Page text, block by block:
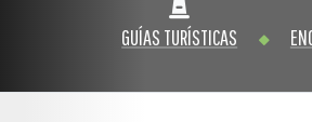
GUÍAS TURÍSTICAS